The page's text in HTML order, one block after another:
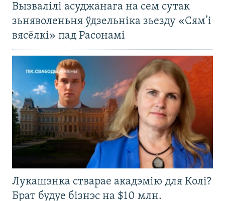
Вызвалілі асуджанага на сем сутак
зьняволеньня ўдзельніка зьезду «Сям’і
вясёлкі» пад Расонамі
Лукашэнка стварае акадэмію для Колі?
Брат будуе бізнэс на $10 млн.